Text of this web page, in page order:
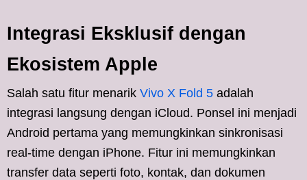
Integrasi Eksklusif dengan
Ekosistem Apple
Salah satu fitur menarik Vivo X Fold 5 adalah
integrasi langsung dengan iCloud. Ponsel ini menjadi
Android pertama yang memungkinkan sinkronisasi
real-time dengan iPhone. Fitur ini memungkinkan
transfer data seperti foto, kontak, dan dokumen